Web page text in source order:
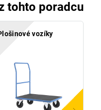
tohto poradcu
vozíky